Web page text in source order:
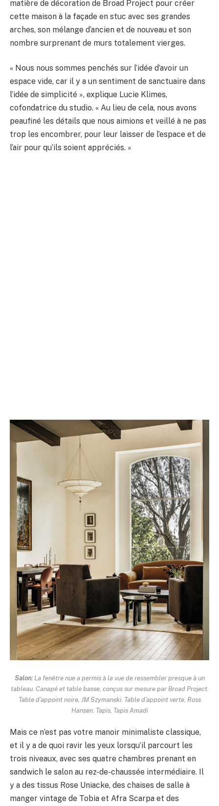
matière de décoration de Broad Project pour créer
cette maison à la façade en stuc avec ses grandes
arches, son mélange d’ancien et de nouveau et son
nombre surprenant de murs totalement vierges.
« Nous nous sommes penchés sur l’idée d’avoir un
espace vide, car il y a un sentiment de sanctuaire dans
l’idée de simplicité », explique Lucie Klimes,
cofondatrice du studio. « Au lieu de cela, nous avons
peaufiné les détails que nous aimions et veillé à ne pas
trop les encombrer, pour leur laisser de l’espace et de
l’air pour qu’ils soient appréciés. »
Salon:La fenêtre nue a permis à la vue de ressembler presque à un
tableau. Canapé et table basse, conçus sur mesure par Broad Project.
Table d’appoint noire, JM Szymanski. Table d’appoint verte, Ross
Hansen. Tapis, Tapis Amadi
Mais ce n’est pas votre manoir minimaliste classique,
et il y a de quoi ravir les yeux lorsqu’il parcourt les
trois niveaux, avec ses quatre chambres prenant en
sandwich le salon au rez-de-chaussée intermédiaire. Il
y a des tissus Rose Uniacke, des chaises de salle à
manger vintage de Tobia et Afra Scarpa et des